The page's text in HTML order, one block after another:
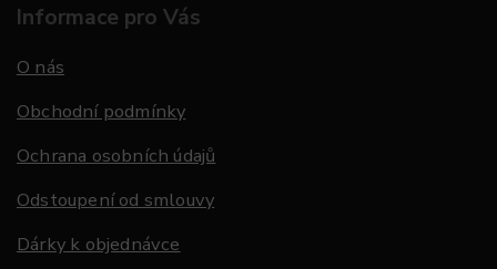
Informace pro Vás
O nás
Obchodní podmínky
Ochrana osobních údajů
Odstoupení od smlouvy
Dárky k objednávce